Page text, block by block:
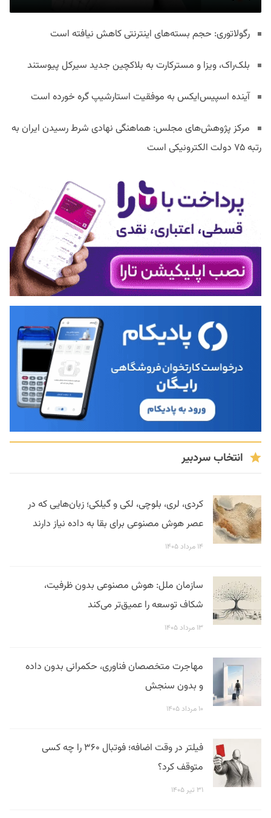
رگولاتوری: حجم بسته‌های اینترنتی کاهش نیافته است
بلک‌راک، ویزا و مسترکارت به بلاکچین جدید سیرکل پیوستند
آینده اسپیس‌ایکس به موفقیت استارشیپ گره خورده است
مرکز پژوهش‌های مجلس: هماهنگی نهادی شرط رسیدن ایران به
رتبه ۷۵ دولت الکترونیکی است
انتخاب سردبیر
کردی، لری، بلوچی، لکی و گیلکی؛ زبان‌هایی که در
عصر هوش مصنوعی برای بقا به داده نیاز دارند
۱۴ مرداد ۱۴۰۵
سازمان ملل: هوش مصنوعی بدون ظرفیت،
شکاف توسعه را عمیق‌تر می‌کند
۱۳ مرداد ۱۴۰۵
مهاجرت متخصصان فناوری، حکمرانی بدون داده
و بدون سنجش
۱۰ مرداد ۱۴۰۵
فیلتر در وقت اضافه؛ فوتبال ۳۶۰ را چه کسی
متوقف کرد؟
۳۱ تیر ۱۴۰۵